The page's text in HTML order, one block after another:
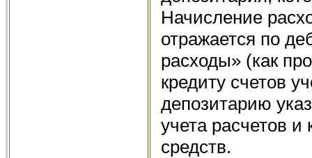
Начисление
отражается по
расходы» (как
кредиту счетов
депозитарию
учета расчетов и
средств.